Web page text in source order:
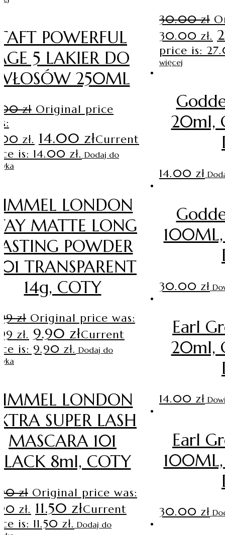
POWERFUL
5 LAKIER DO
250ML
zł Original price
zł. 14.00 złCurrent
is: 14.00 zł. Dodaj do
LONDON
MATTE LONG
POWDER
TRANSPARENT
14g, COTY
zł Original price was:
zł. 9.90 złCurrent
is: 9.90 zł. Dodaj do
LONDON
SUPER LASH
MASCARA 101
8ml, COTY
zł Original price was:
zł. 11.50 złCurrent
is: 11.50 zł. Dodaj do
30.00zł
30.00 zł.
price is:
więcej
20ml,
14.00 zł
30.00 zł
Earl
20ml,
14.00 zł
Earl
30.00 zł